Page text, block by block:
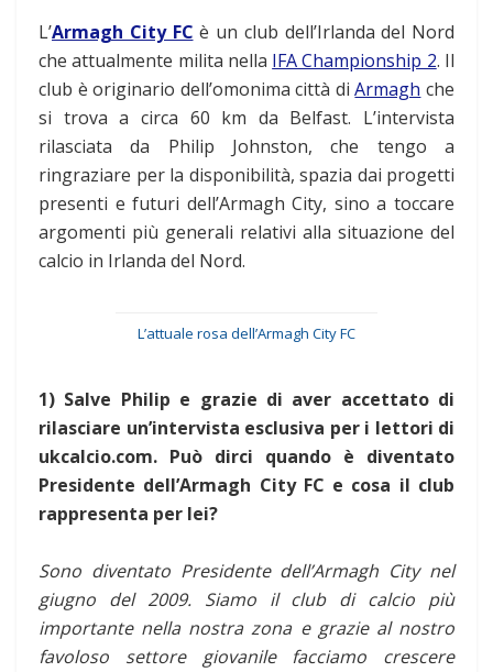
L’Armagh City FC è un club dell’Irlanda del Nord
che attualmente milita nella IFA Championship 2. Il
club è originario dell’omonima città diArmagh che
si trova a circa 60 km da Belfast. L’intervista
rilasciata da Philip Johnston, che tengo a
ringraziare per la disponibilità, spazia dai progetti
presenti e futuri dell’Armagh City, sino a toccare
argomenti più generali relativi alla situazione del
calcio in Irlanda del Nord.
L’attuale rosa dell’Armagh City FC
1) Salve Philip e grazie di aver accettato di
rilasciare un’intervista esclusiva per i lettori di
ukcalcio.com. Può dirci quando è diventato
Presidente dell’Armagh City FC e cosa il club
rappresenta per lei?
Sono diventato Presidente dell’Armagh City nel
giugno del 2009. Siamo il club di calcio più
importante nella nostra zona e grazie al nostro
favoloso settore giovanile facciamo crescere